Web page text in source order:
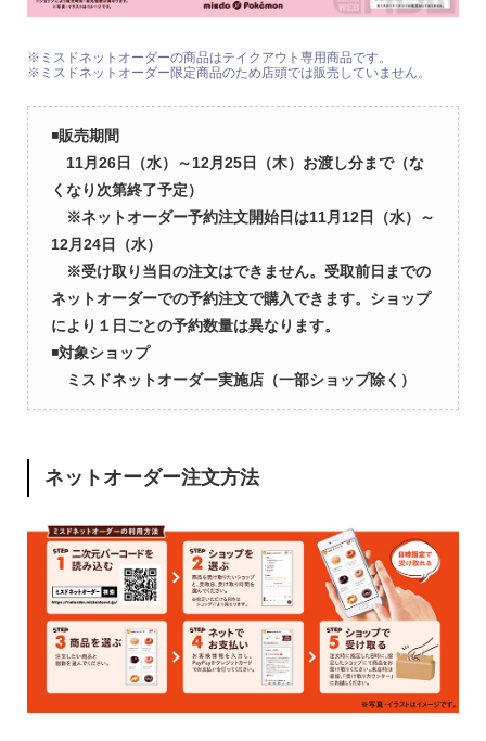
※ミスドネットオーダーの商品はテイクアウト専用商品です。
※ミスドネットオーダー限定商品のため店頭では販売していません。
◾️販売期間
11月26日（水）～12月25日（木）お渡し分まで（な
くなり次第終了予定）
※ネットオーダー予約注文開始日は11月12日（水）～
12月24日（水）
※受け取り当日の注文はできません。受取前日までの
ネットオーダーでの予約注文で購入できます。ショップ
により１日ごとの予約数量は異なります。
◾️対象ショップ
ミスドネットオーダー実施店（一部ショップ除く）
ネットオーダー注文方法